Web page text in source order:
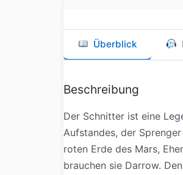
Überblick
Beschreibung
Der Schnitter ist eine
Aufstandes, der
roten Erde des Mars,
brauchen sie Darrow.